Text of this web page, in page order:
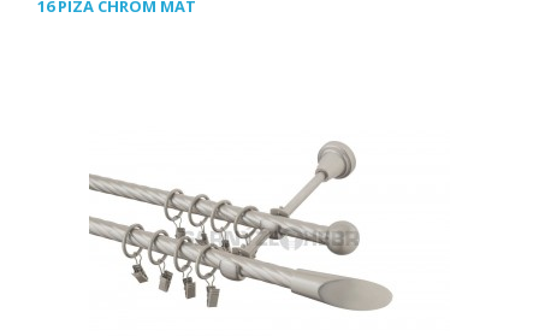
16 PIZA CHROM MAT